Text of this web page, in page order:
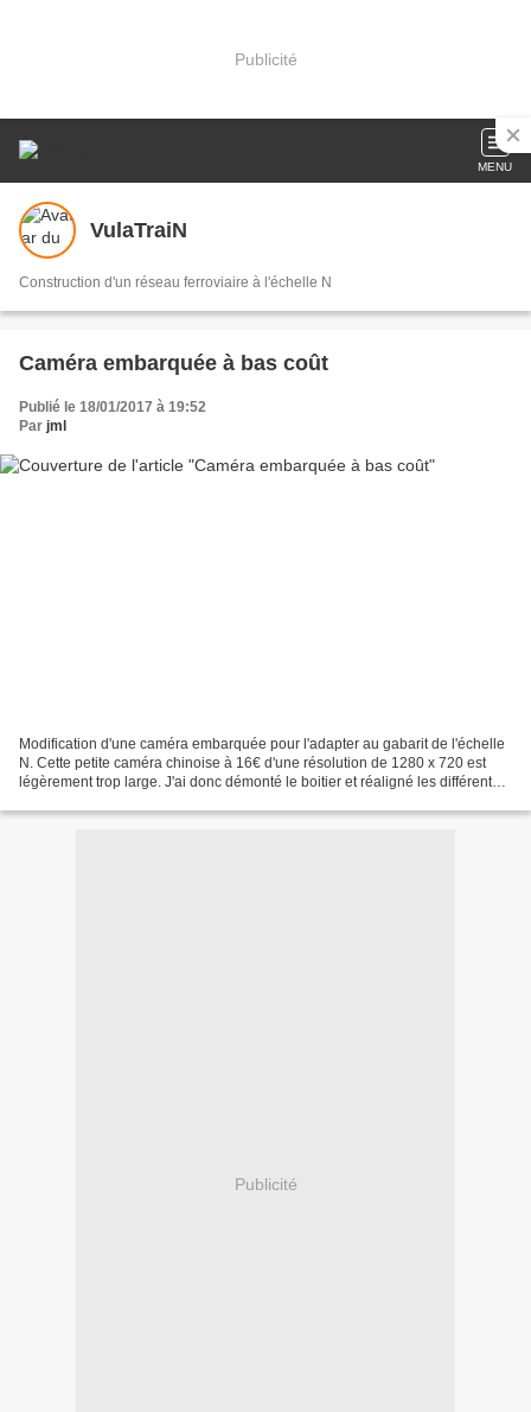
Publicité
MENU
VulaTraiN
Construction d'un réseau ferroviaire à l'échelle N
Caméra embarquée à bas coût
Publié le 18/01/2017 à 19:52
Par jml
Modification d'une caméra embarquée pour l'adapter au gabarit de l'échelle
N. Cette petite caméra chinoise à 16€ d'une résolution de 1280 x 720 est
légèrement trop large. J'ai donc démonté le boitier et réaligné les différents
Publicité